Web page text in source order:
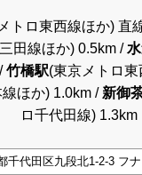
トロ東西線ほか) 直
田線ほか) 0.5km /
竹橋駅(東京メトロ
ほか) 1.0km / 新御
ロ千代田線) 1.3km
千代田区九段北1-2-3 フ